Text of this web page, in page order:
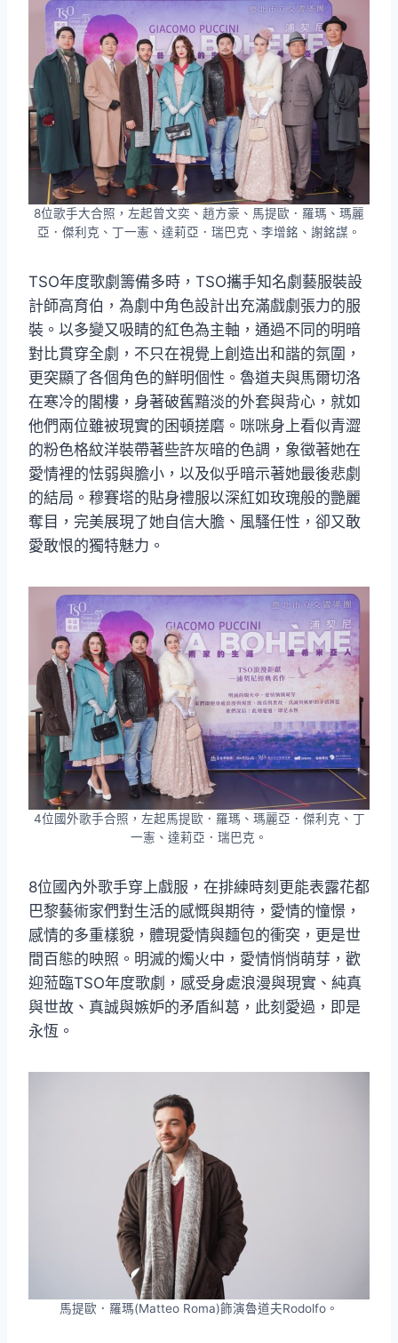
8位歌手大合照，左起曾文奕、趙方豪、馬提歐．羅瑪、瑪麗
亞．傑利克、丁一憲、達莉亞．瑞巴克、李增銘、謝銘謀。
TSO年度歌劇籌備多時，TSO攜手知名劇藝服裝設
計師高育伯，為劇中角色設計出充滿戲劇張力的服
裝。以多變又吸睛的紅色為主軸，通過不同的明暗
對比貫穿全劇，不只在視覺上創造出和諧的氛圍，
更突顯了各個角色的鮮明個性。魯道夫與馬爾切洛
在寒冷的閣樓，身著破舊黯淡的外套與背心，就如
他們兩位雖被現實的困頓搓磨。咪咪身上看似青澀
的粉色格紋洋裝帶著些許灰暗的色調，象徵著她在
愛情裡的怯弱與膽小，以及似乎暗示著她最後悲劇
的結局。穆賽塔的貼身禮服以深紅如玫瑰般的艷麗
奪目，完美展現了她自信大膽、風騷任性，卻又敢
愛敢恨的獨特魅力。
4位國外歌手合照，左起馬提歐．羅瑪、瑪麗亞．傑利克、丁
一憲、達莉亞．瑞巴克。
8位國內外歌手穿上戲服，在排練時刻更能表露花都
巴黎藝術家們對生活的感慨與期待，愛情的憧憬，
感情的多重樣貌，體現愛情與麵包的衝突，更是世
間百態的映照。明滅的燭火中，愛情悄悄萌芽，歡
迎蒞臨TSO年度歌劇，感受身處浪漫與現實、純真
與世故、真誠與嫉妒的矛盾糾葛，此刻愛過，即是
永恆。
馬提歐．羅瑪(Matteo Roma)飾演魯道夫Rodolfo。